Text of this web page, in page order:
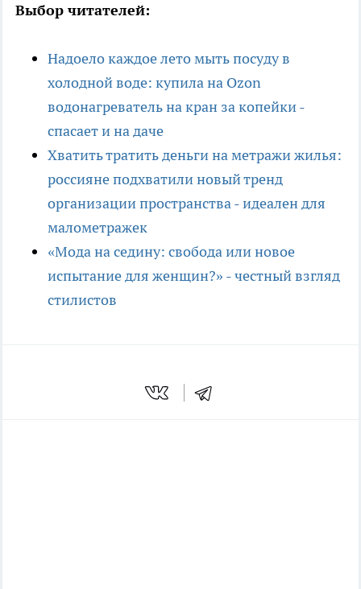
Выбор читателей:
Надоело каждое лето мыть посуду в
холодной воде: купила на Ozon
водонагреватель на кран за копейки -
спасает и на даче
Хватить тратить деньги на метражи жилья:
россияне подхватили новый тренд
организации пространства - идеален для
малометражек
«Мода на седину: свобода или новое
испытание для женщин?» - честный взгляд
стилистов